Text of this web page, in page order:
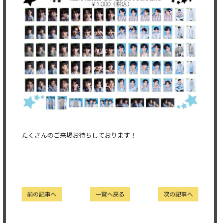
たくさんのご来場お待ちしております！
次の記事へ
一覧へ戻る
前の記事へ